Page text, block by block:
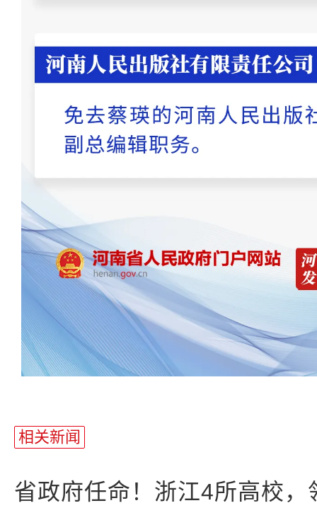
相关新闻
省政府任命！浙江4所高校，